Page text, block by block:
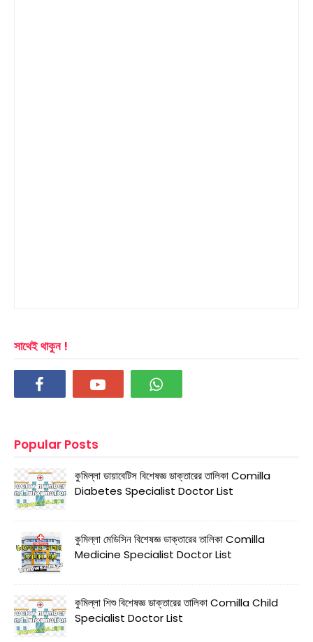
সাথেই থাকুন !
Popular Posts
কুমিল্লা ডায়াবেটিস বিশেষজ্ঞ ডাক্তারের তালিকা Comilla
Diabetes Specialist Doctor List
কুমিল্লা মেডিসিন বিশেষজ্ঞ ডাক্তারের তালিকা Comilla
Medicine Specialist Doctor List
কুমিল্লা শিশু বিশেষজ্ঞ ডাক্তারের তালিকা Comilla Child
Specialist Doctor List